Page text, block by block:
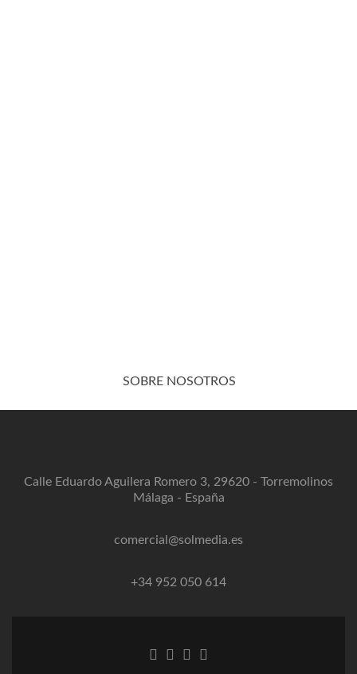
SOBRE NOSOTROS
Calle Eduardo Aguilera Romero 3, 29620 - Torremolinos
Málaga - España
comercial@solmedia.es
+34 952 050 614
Enlace
Enlace
EnlaceInstagram